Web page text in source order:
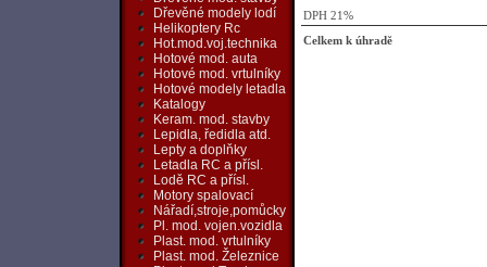
Dřevěné modely lodí
Helikoptery Rc
Hot.mod.voj.technika
Hotové mod. auta
Hotové mod. vrtulníky
Hotové modely letadla
Katalogy
Keram. mod. stavby
Lepidla, ředidla atd.
Lepty a doplňky
Letadla RC a přísl.
Lodě RC a přísl.
Motory spalovací
Nářadí,stroje,pomůcky
Pl. mod. vojen.vozidla
Plast. mod. vrtulníky
Plast. mod. Železnice
DPH 21%
Celkem k úhradě